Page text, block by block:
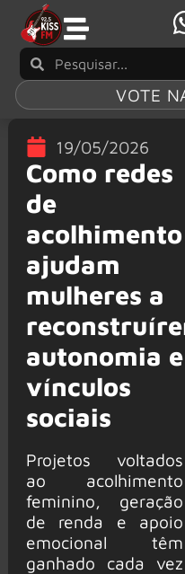
VOTE
19/05/2026
Como redes
de
acolhimento
ajudam
mulheres a
autonomia e
vínculos
sociais
Projetos voltados
ao acolhimento
feminino, geração
de renda e apoio
emocional têm
ganhado cada vez